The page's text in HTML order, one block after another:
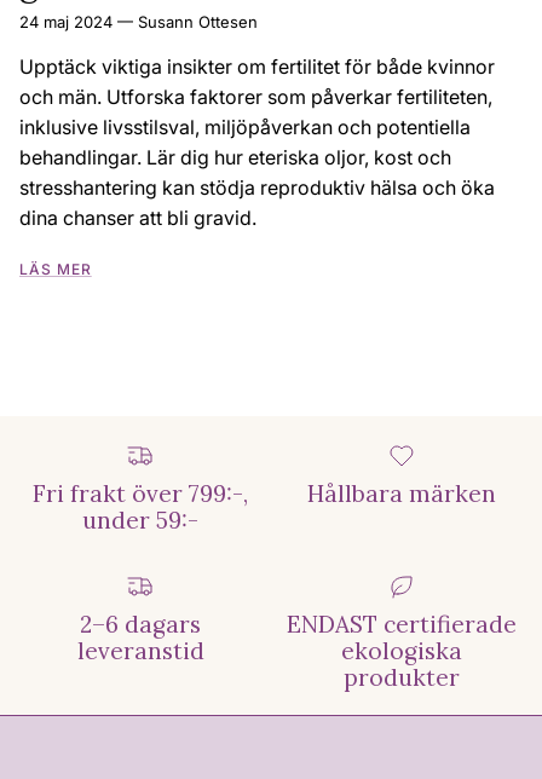
24 maj 2024 — Susann Ottesen
Upptäck viktiga insikter om fertilitet för både kvinnor
och män. Utforska faktorer som påverkar fertiliteten,
inklusive livsstilsval, miljöpåverkan och potentiella
behandlingar. Lär dig hur eteriska oljor, kost och
stresshantering kan stödja reproduktiv hälsa och öka
dina chanser att bli gravid.
LÄS MER
Fri frakt över 799:-,
under 59:-
Hållbara märken
2–6 dagars
leveranstid
ENDAST certifierade
ekologiska
produkter